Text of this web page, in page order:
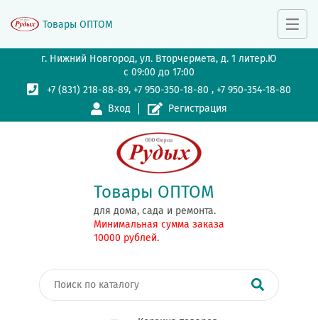
г. Нижний Новгород, ул. Вторчермета, д. 1 литер.Ю
с 09:00 до 17:00
+7 (831) 218-88-89,+7 950-350-18-80 ,+7 950-354-18-80
Вход
Регистрация
Товары ОПТОМ
для дома, сада и ремонта.
Минимальная сумма заказа
10000 рублей.
Товары ОПТОМ